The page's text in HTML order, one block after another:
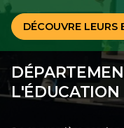
DÉCOUVRE LEURS
L'ÉDUCATION